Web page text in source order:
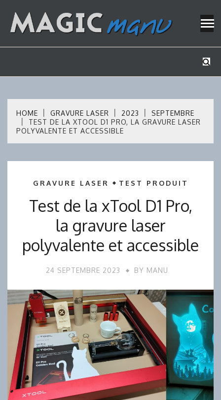
content
HOME GRAVURE LASER 2023
SEPTEMBRE
TEST DE LA XTOOL D1 PRO, LA GRAVURE LASER
POLYVALENTE ET ACCESSIBLE
GRAVURE LASER TEST PRODUIT
Test de la xTool D1 Pro,
la gravure laser
polyvalente et accessible
24 SEPTEMBRE 2023 BY MANU